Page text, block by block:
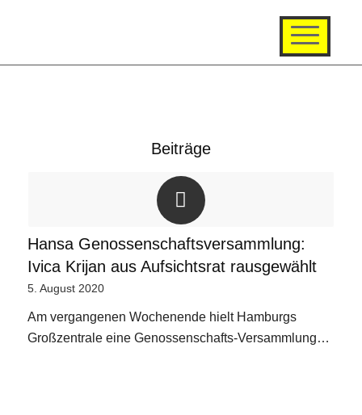
Beiträge
Hansa Genossenschaftsversammlung:
Ivica Krijan aus Aufsichtsrat rausgewählt
5. August 2020
Am vergangenen Wochenende hielt Hamburgs
Großzentrale eine Genossenschafts-Versammlung…